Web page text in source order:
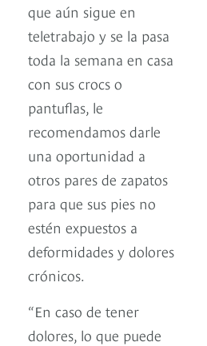
que aún sigue en
teletrabajo y se la pasa
toda la semana en casa
con sus crocs o
pantuflas, le
recomendamos darle
una oportunidad a
otros pares de zapatos
para que sus pies no
estén expuestos a
deformidades y dolores
crónicos.
“En caso de tener
dolores, lo que puede